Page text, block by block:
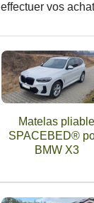
vos
Matelas pliable
SPACEBED®
BMW X3